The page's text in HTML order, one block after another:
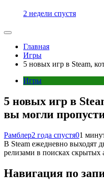
2 недели спустя
Главная
Игры
5 новых игр в Steam,
Игры
5 новых игр в
вы могли
Рамблер2 года спустя01
В Steam ежедневно выходят
релизами в поисках скрытых
Навигация по